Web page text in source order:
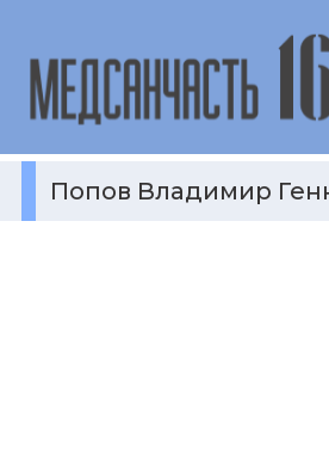
Попов Владимир